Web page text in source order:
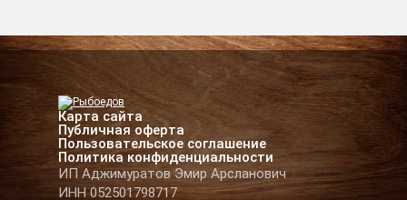
Карта сайта
Публичная оферта
Пользовательское соглашение
Политика конфиденциальности
ИП Аджимуратов Эмир Арсланович
ИНН 052501798717